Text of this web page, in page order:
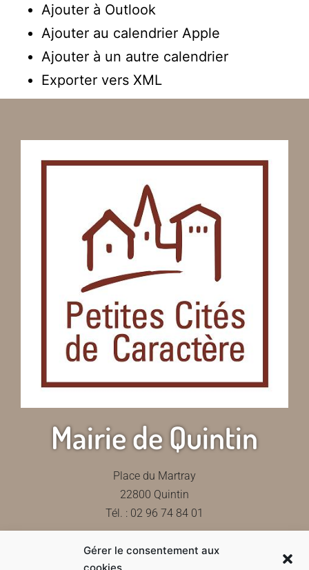
Gérer le consentement aux
Ajouter à Outlook
Ajouter au calendrier Apple
Ajouter à un autre calendrier
Exporter vers XML
Mairie de Quintin
Place du Martray
22800 Quintin
Tél. : 02 96 74 84 01
Contactez-nous